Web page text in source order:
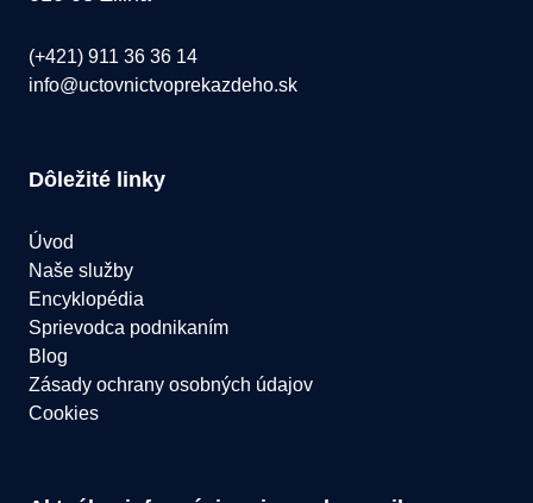
(+421) 911 36 36 14
info@uctovnictvoprekazdeho.sk
Dôležité linky
Úvod
Naše služby
Encyklopédia
Sprievodca podnikaním
Blog
Zásady ochrany osobných údajov
Cookies